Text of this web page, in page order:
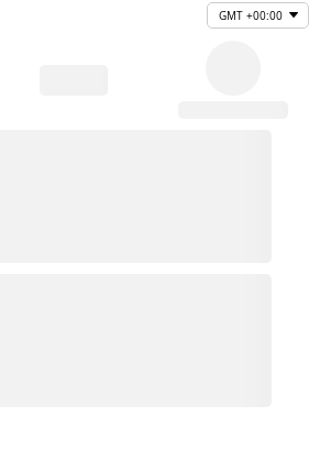
GMT +00:00